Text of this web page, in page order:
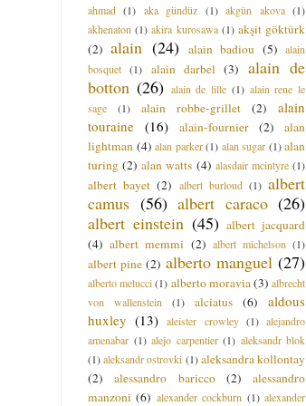
ahmad (1) aka gündüz (1) akgün akova (1)
akhenaton (1) akira kurosawa (1) akşit göktürk
(2) alain (24) alain badiou (5) alain
bosquet (1) alain darbel (3)
alain de
botton (26) alain de lille (1) alain rene le
sage
(1) alain robbe-grillet (2)
alain
touraine (16) alain-fournier (2)
alan
lightman (4) alan parker (1) alan sugar (1) alan
turing (2) alan watts (4) alasdair mcintyre (1)
albert bayet (2) albert burloud (1) albert
camus (56) albert caraco (26)
albert einstein (45) albert jacquard
(4) albert memmi (2) albert michelson (1)
albert pine (2) alberto manguel (27)
alberto melucci (1) alberto moravia (3) albrecht
von wallenstein
(1) alciatus (6)
aldous
huxley (13) aleister crowley (1) alejandro
amenabar (1) alejo carpentier (1) aleksandr blok
(1) aleksandr ostrovki (1) aleksandra kollontay
(2)
alessandro baricco (2)
alessandro
manzoni (6) alexander cockburn (1) alexander